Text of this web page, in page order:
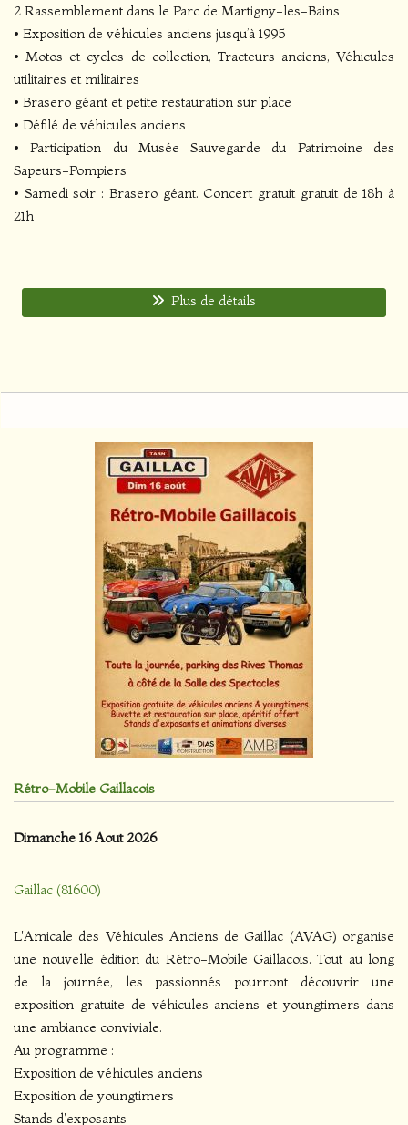
2 Rassemblement dans le Parc de Martigny-les-Bains
• Exposition de véhicules anciens jusqu’à 1995
• Motos et cycles de collection, Tracteurs anciens, Véhicules
utilitaires et militaires
• Brasero géant et petite restauration sur place
• Défilé de véhicules anciens
• Participation du Musée Sauvegarde du Patrimoine des
Sapeurs-Pompiers
• Samedi soir : Brasero géant. Concert gratuit gratuit de 18h à
21h
Plus de détails
Rétro-Mobile Gaillacois
Dimanche 16 Aout 2026
Gaillac (81600)
L'Amicale des Véhicules Anciens de Gaillac (AVAG) organise
une nouvelle édition du Rétro-Mobile Gaillacois. Tout au long
de la journée, les passionnés pourront découvrir une
exposition gratuite de véhicules anciens et youngtimers dans
une ambiance conviviale.
Au programme :
Exposition de véhicules anciens
Exposition de youngtimers
Stands d'exposants